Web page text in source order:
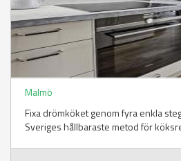
Malmö
Fixa drömköket genom fyra enkla
Sveriges hållbaraste metod för